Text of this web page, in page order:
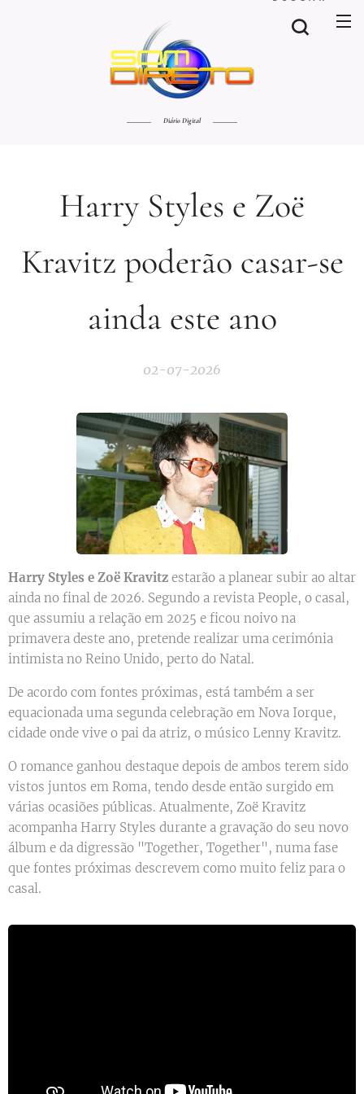
Diário Digital
Harry Styles e Zoë
Kravitz poderão casar-se
ainda este ano
02-07-2026
Harry Styles e Zoë Kravitz estarão a planear subir ao altar
ainda no final de 2026. Segundo a revista People, o casal,
que assumiu a relação em 2025 e ficou noivo na
primavera deste ano, pretende realizar uma cerimónia
intimista no Reino Unido, perto do Natal.
De acordo com fontes próximas, está também a ser
equacionada uma segunda celebração em Nova Iorque,
cidade onde vive o pai da atriz, o músico Lenny Kravitz.
O romance ganhou destaque depois de ambos terem sido
vistos juntos em Roma, tendo desde então surgido em
várias ocasiões públicas. Atualmente, Zoë Kravitz
acompanha Harry Styles durante a gravação do seu novo
álbum e da digressão "Together, Together", numa fase
que fontes próximas descrevem como muito feliz para o
casal.